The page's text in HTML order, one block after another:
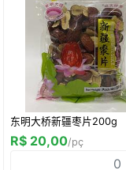
东明大桥新疆枣片200g
R$ 20,00/pç